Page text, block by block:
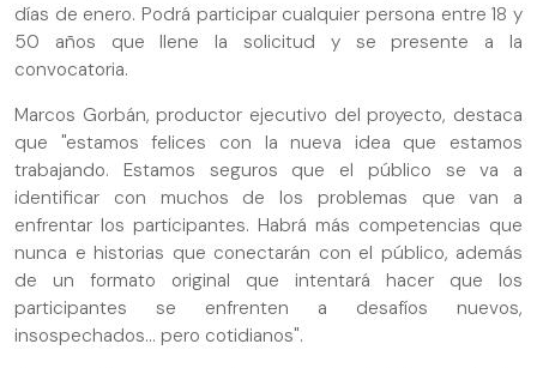
días de enero. Podrá participar cualquier persona entre 18 y
50 años que llene la solicitud y se presente a la
convocatoria.
Marcos Gorbán, productor ejecutivo del proyecto, destaca
que "estamos felices con la nueva idea que estamos
trabajando. Estamos seguros que el público se va a
identificar con muchos de los problemas que van a
enfrentar los participantes. Habrá más competencias que
nunca e historias que conectarán con el público, además
de un formato original que intentará hacer que los
participantes se enfrenten a desafíos nuevos,
insospechados… pero cotidianos".